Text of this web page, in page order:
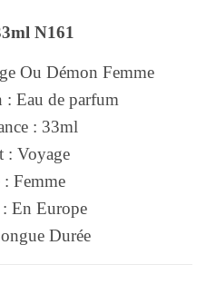
N161
Ou Démon Femme
: Eau de parfum
: 33ml
: Voyage
: Femme
En Europe
Durée